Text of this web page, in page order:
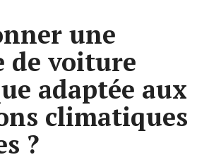
une
de voiture
adaptée aux
climatiques
?